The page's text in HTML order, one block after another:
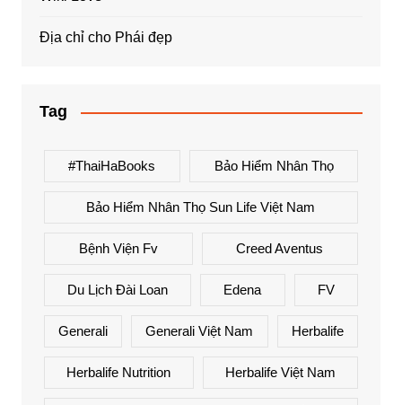
Địa chỉ cho Phái đẹp
Tag
#ThaiHaBooks Bảo Hiểm Nhân Thọ
Bảo Hiểm Nhân Thọ Sun Life Việt Nam
Bệnh Viện Fv Creed Aventus
Du Lịch Đài Loan Edena FV
Generali Generali Việt Nam Herbalife
Herbalife Nutrition Herbalife Việt Nam